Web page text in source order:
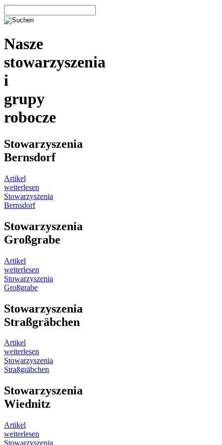
Nasze
stowarzyszenia
i
grupy
robocze
Stowarzyszenia
Bernsdorf
Artikel
weiterlesen
Stowarzyszenia
Bernsdorf
Stowarzyszenia
Großgrabe
Artikel
weiterlesen
Stowarzyszenia
Großgrabe
Stowarzyszenia
Straßgräbchen
Artikel
weiterlesen
Stowarzyszenia
Straßgräbchen
Stowarzyszenia
Wiednitz
Artikel
weiterlesen
Stowarzyszenia